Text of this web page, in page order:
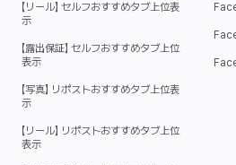
【リール】 セルフおすすめタブ上位表
示ㅤ
【露出保証】 セルフおすすめタブ上位
表示ㅤ
【写真】 リポストおすすめタブ上位表
示ㅤ
【リール】 リポストおすすめタブ上位
表示ㅤ